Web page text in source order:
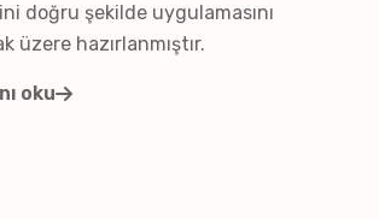
doğru şekilde uygulamasını
üzere hazırlanmıştır.
oku